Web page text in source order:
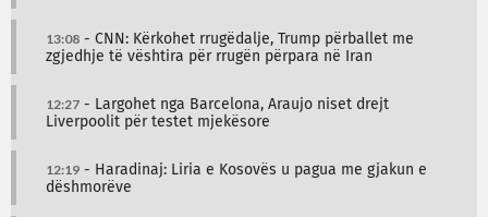
13:08 - CNN: Kërkohet rrugëdalje, Trump përballet me
zgjedhje të vështira për rrugën përpara në Iran
12:27 - Largohet nga Barcelona, Araujo niset drejt
Liverpoolit për testet mjekësore
12:19 - Haradinaj: Liria e Kosovës u pagua me gjakun e
dëshmorëve